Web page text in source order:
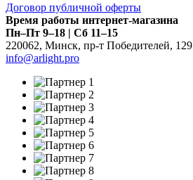
Договор публичной оферты
Время работы интернет-магазина
Пн–Пт 9–18 | Сб 11–15
220062, Минск, пр-т Победителей, 129
info@arlight.pro